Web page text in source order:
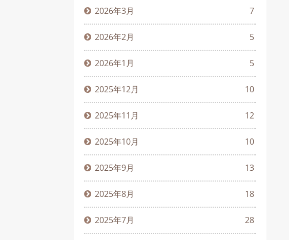
2026年3月 7
2026年2月 5
2026年1月 5
2025年12月 10
2025年11月 12
2025年10月 10
2025年9月 13
2025年8月 18
2025年7月 28